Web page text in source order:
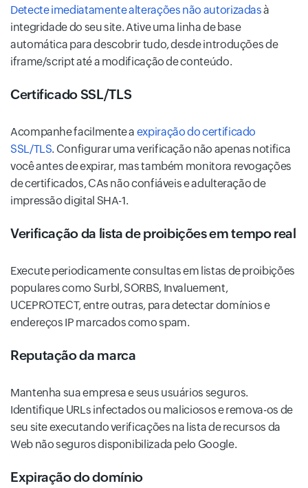
Detecte imediatamente alterações não autorizadasà
integridade do seu site. Ative uma linha de base
automática para descobrir tudo, desde introduções de
iframe/script até a modificação de conteúdo.
Certificado SSL/TLS
Acompanhe facilmente a expiração do certificado
SSL/TLS. Configurar uma verificação não apenas notifica
você antes de expirar, mas também monitora revogações
de certificados, CAs não confiáveis e adulteração de
impressão digital SHA-1.
Verificação da lista de proibições em tempo real
Execute periodicamente consultas em listas de proibições
populares como Surbl, SORBS, Invaluement,
UCEPROTECT, entre outras, para detectar domínios e
endereços IP marcados como spam.
Reputação da marca
Mantenha sua empresa e seus usuários seguros.
Identifique URLs infectados ou maliciosos e remova-os de
seu site executando verificações na lista de recursos da
Web não seguros disponibilizada pelo Google.
Expiração do domínio